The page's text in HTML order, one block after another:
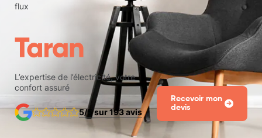
flux
L’expertise de l’électricité, votre
confort assuré
5/5 sur 193 avis
Recevoir mon
devis